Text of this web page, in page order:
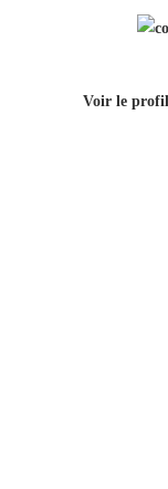
Voir le